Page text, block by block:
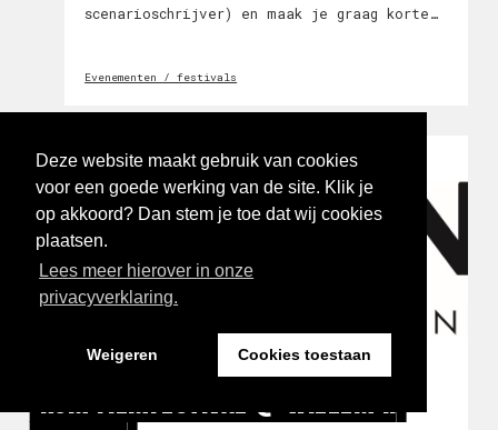
Deze website maakt gebruik van cookies
voor een goede werking van de site. Klik je
op akkoord? Dan stem je toe dat wij cookies
plaatsen.
Lees meer hierover in onze
privacyverklaring.
Weigeren Cookies toestaan
scenarioschrijver) en maak je graag korte
plaats in Den Bosch.
Evenementen / festivals
KOM FILMFESTIVAL @ WILLEM II